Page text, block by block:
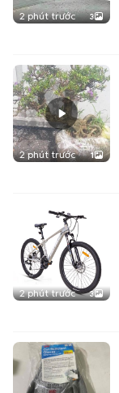
2 phút trước 3
2 phút trước 1
2 phút trước 3